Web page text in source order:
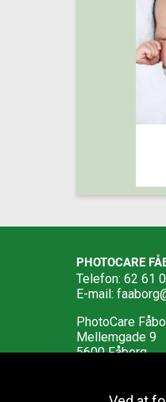
PHOTOCARE
Telefon: 62 61
E-mail:
PhotoCare
Mellemgade 9
5600 Fåborg